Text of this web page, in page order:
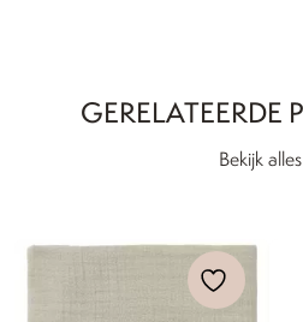
GERELATEERDE
Bekijk alles